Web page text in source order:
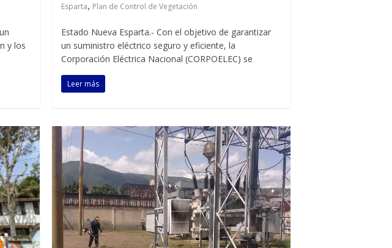
y los
Esparta, Plan de Control de Vegetación
Estado Nueva Esparta.- Con el objetivo de garantizar
un suministro eléctrico seguro y eficiente, la
Corporación Eléctrica Nacional (CORPOELEC) se
Leer más